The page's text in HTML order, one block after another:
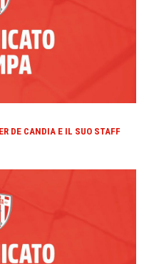
DE CANDIA E IL SUO STAFF